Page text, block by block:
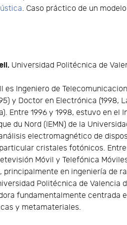
. Caso práctico de un
Universidad Politécnica de
es Ingeniero de
y Doctor en Electrónica (1998,
Entre 1996 y 1998, estuvo en el
du Nord (IEMN) de la
electromagnético de
cristales fotónicos.
Móvil y Telefónica
en ingeniería de
Politécnica de Valencia
fundamentalmente centrada
y metamateriales.